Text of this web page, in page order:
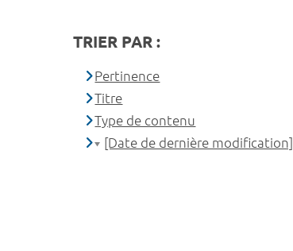
TRIER PAR :
Pertinence
Titre
Type de contenu
[Date de dernière modification]